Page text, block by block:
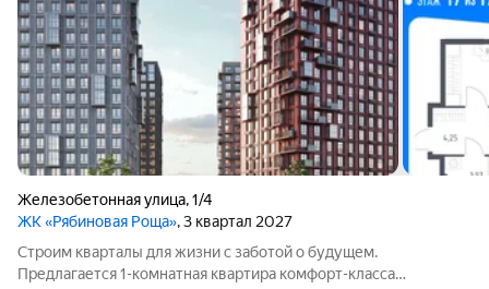
Железобетонная улица,1/4
ЖК «Рябиновая Роща», 3 квартал 2027
Строим кварталы для жизни с заботой о будущем.
Предлагается 1-комнатная квартира комфорт-класса